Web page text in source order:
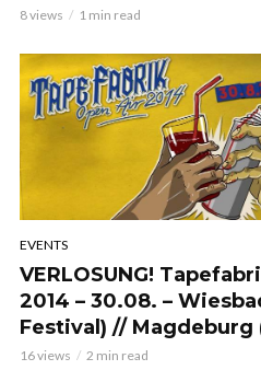
8 views 1 min read
EVENTS
VERLOSUNG!
2014 – 30.08. –
Festival) //
16 views 2 min read